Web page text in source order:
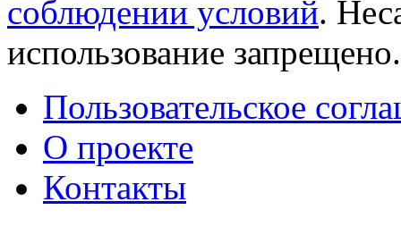
соблюдении условий.
использование
Пользовательское
О проекте
Контакты